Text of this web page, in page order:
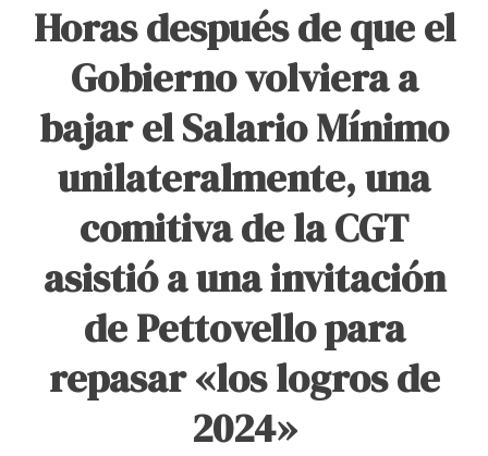
Horas después de que el
Gobierno volviera a
bajar el Salario Mínimo
unilateralmente, una
comitiva de la CGT
asistió a una invitación
de Pettovello para
repasar «los logros de
2024»